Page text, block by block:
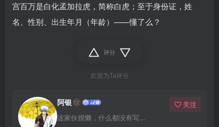
宫百万是白化孟加拉虎，简称白虎；至于身份证，姓
名、性别、出生年月（年龄）——懂了么？
评分
欢迎为Ta评分
阿银
这家伙很懒，什么都没有写...
关注